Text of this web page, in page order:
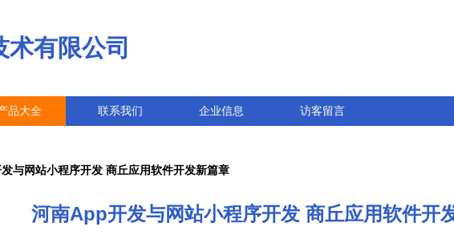
术有限公司
品大全 联系我们 企业信息 访客留言
与网站小程序开发 商丘应用软件开发新篇章
河南App开发与网站小程序开发 商丘应用软件开